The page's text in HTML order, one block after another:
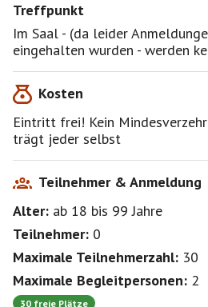
Mit getanzter Inklusion raus
Leben …
GemEINSAM statt Einsam….
Sonntag 12. April 2026 um 18
Neckartalstr. 261, 70376 S-
Du erreichst das Lokal mit der
Münster-Viadukt)
oder per Auto, Parkplätze sind
Freue Dich auf:
• Eintritt frei!
• DJ Ingo sorgt für perfekte
• Auch Nichttänzer/-innen sind
• Der Plattformlift ermöglicht
Treffpunkt
Im Saal - (da leider
eingehalten wurden - werden
Kosten
Eintritt frei! Kein
trägt jeder selbst
Teilnehmer & Anmeldung
Alter: ab 18 bis 99Jahre
Teilnehmer: 0
Maximale Teilnehmerzahl: 30
Maximale Begleitpersonen: 2
30 freie Plätze